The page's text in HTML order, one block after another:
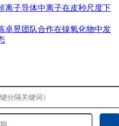
离子导体中离子在皮秒尺度下
卓昱团队合作在镍氧化物中发